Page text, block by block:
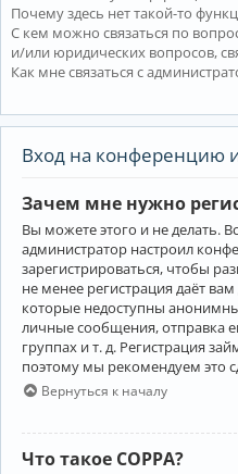
Почему здесь нет такой-то
С кем можно связаться по
и/или юридических вопросов,
Как мне связаться с
Вход на конференцию
Зачем мне нужно
Вы можете этого и не делать.
администратор настроил
зарегистрироваться, чтобы
не менее регистрация даёт
которые недоступны
личные сообщения, отправка
группах и т. д. Регистрация
поэтому мы рекомендуем это
Вернуться к началу
Что такое COPPA?